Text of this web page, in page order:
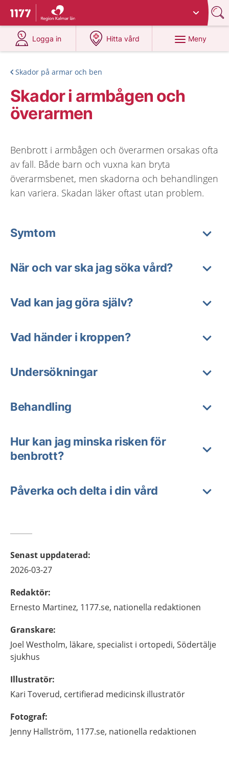
Till startsidan för 1177
Du har valt region
Logga in
på 1177.se
Hitta vård
på 1177.se
Meny
Skador på armar och ben
Skador i armbågen och
överarmen
Benbrott i armbågen och överarmen orsakas ofta
av fall. Både barn och vuxna kan bryta
överarmsbenet, men skadorna och behandlingen
kan variera. Skadan läker oftast utan problem.
Symtom
När och var ska jag söka vård?
Vad kan jag göra själv?
Vad händer i kroppen?
Undersökningar
Behandling
Hur kan jag minska risken för
benbrott?
Påverka och delta i din vård
Senast uppdaterad:
2026-03-27
Redaktör:
Ernesto Martinez, 1177.se, nationella redaktionen
Granskare:
Joel Westholm, läkare, specialist i ortopedi, Södertälje
sjukhus
Illustratör:
Kari Toverud, certifierad medicinsk illustratör
Fotograf:
Jenny Hallström, 1177.se, nationella redaktionen